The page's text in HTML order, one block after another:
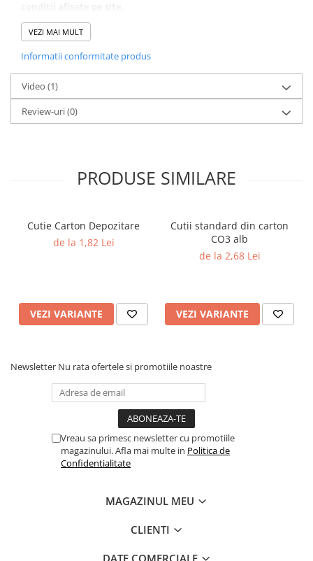
Realizate din carton 100% reciclabil, contribuie la reducerea
Dimensiunile afișate sunt dimensiunile interioare: lungime x
lățime x înălțime.
VEZI MAI MULT
Informatii conformitate produs
Video (1)
Review-uri(0)
PRODUSE SIMILARE
Cutie Carton Depozitare
de la 1,82 Lei
VEZI VARIANTE
Cutii standard din carton
CO3 alb
de la 2,68 Lei
VEZI VARIANTE
Newsletter Nu rata ofertele si promotiile noastre
Vreau sa primesc newsletter cu promotiile
magazinului. Afla mai multe in Politica de
Confidentialitate
MAGAZINUL MEU
CLIENTI
DATE COMERCIALE